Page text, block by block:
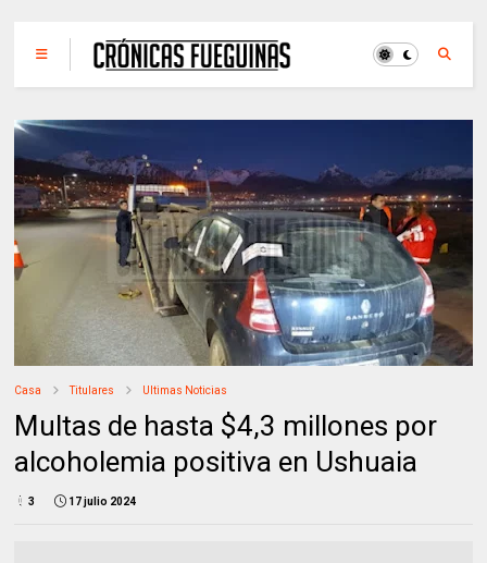
Casa Titulares Ultimas Noticias
Multas de hasta $4,3 millones por
alcoholemia positiva en Ushuaia
3 17 julio 2024